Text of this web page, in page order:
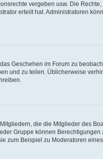
vergeben usw. Die
erteilt hat. Administratoren
Geschehen im Forum zu
und zu teilen. Üblicherweise
die die Mitglieder des
Gruppe können
zum Beispiel zu Moderatoren